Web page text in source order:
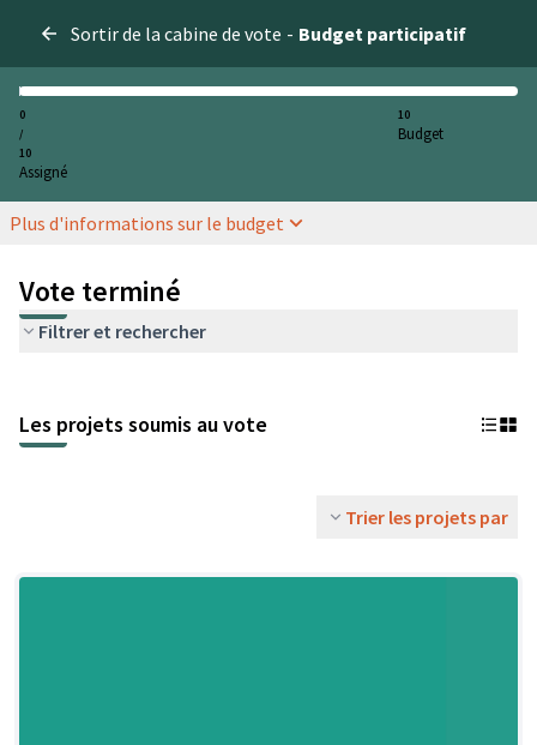
Sortir de la cabine de vote - Budget participatif
0
/
10
Assigné
10
Budget
Plus d'informations sur le budget
Vote terminé
Filtrer et rechercher
Les projets soumis au vote
Trier les projets par